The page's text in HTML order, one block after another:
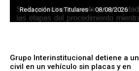
Redacción Los Titulares - 08/08/2026
Grupo Interinstitucional detiene a un
civil en un vehículo sin placas y en